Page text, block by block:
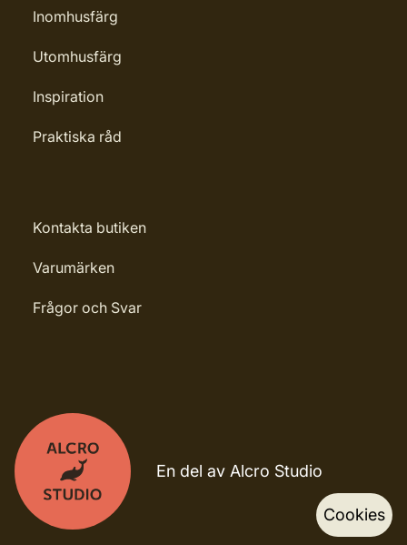
Inomhusfärg
Utomhusfärg
Inspiration
Praktiska råd
Kontakta butiken
Varumärken
Frågor och Svar
En del av Alcro Studio
Cookies